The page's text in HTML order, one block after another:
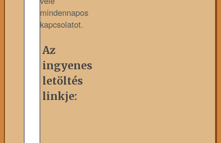
mindennapos
kapcsolatot.
Az
ingyenes
letöltés
linkje: